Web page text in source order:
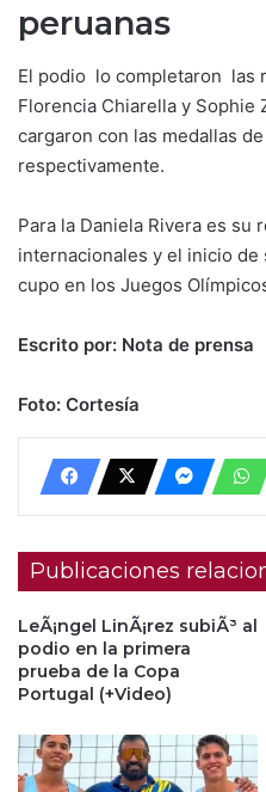
peruanas
El podio lo completaron las
Florencia Chiarella y Sophie
cargaron con las medallas
respectivamente.
Para la Daniela Rivera es su
internacionales y el inicio de
cupo en los Juegos
Escrito por: Nota de prensa
Foto: Cortesía
Publicaciones
LeÃ¡ngel LinÃ¡rez subiÃ³ al
podio en la primera
prueba de la Copa
Portugal (+Video)